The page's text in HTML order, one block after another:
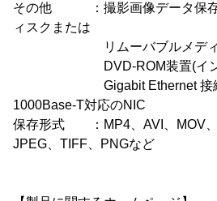
その他 ：撮影画像データ保存
ィスクまたは
リムーバブルメディ
DVD-ROM装置(インス
Gigabit Ethernet 接続
1000Base-T対応のNIC
保存形式 ：MP4、AVI、MOV、
JPEG、TIFF、PNGなど